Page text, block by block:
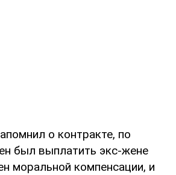
о контракте, по
был выплатить экс-жене
моральной компенсации, и